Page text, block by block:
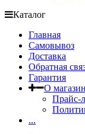
Каталог
Главная
Самовывоз
Доставка
Обратная
Гарантия
О
Прайс-
...